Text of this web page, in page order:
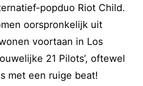
popduo Riot Child.
oorspronkelijk uit
voortaan in Los
21 Pilots’, oftewel
met een ruige beat!